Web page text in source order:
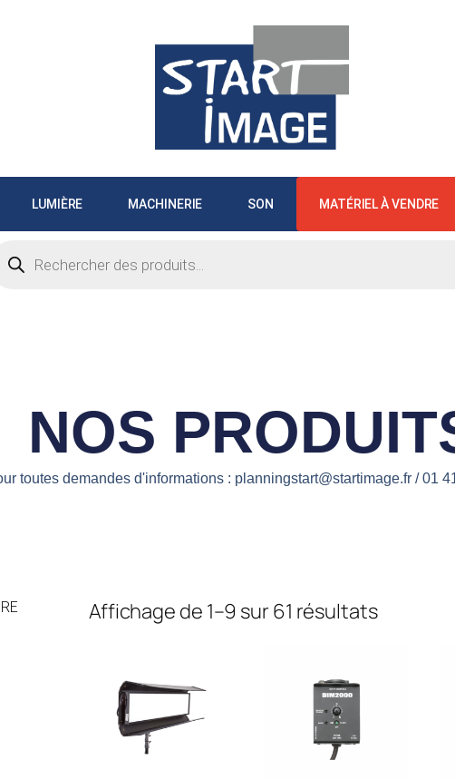
LUMIÈRE MACHINERIE SON MATÉRIEL À VENDRE
NOS
toutes demandes d'informations : planningstart@startimage.fr / 01
Affichage de 1–9 sur 61 résultats